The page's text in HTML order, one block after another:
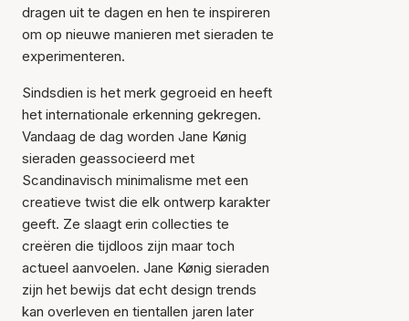
dragen uit te dagen en hen te inspireren
om op nieuwe manieren met sieraden te
experimenteren.
Sindsdien is het merk gegroeid en heeft
het internationale erkenning gekregen.
Vandaag de dag worden Jane Kønig
sieraden geassocieerd met
Scandinavisch minimalisme met een
creatieve twist die elk ontwerp karakter
geeft. Ze slaagt erin collecties te
creëren die tijdloos zijn maar toch
actueel aanvoelen. Jane Kønig sieraden
zijn het bewijs dat echt design trends
kan overleven en tientallen jaren later